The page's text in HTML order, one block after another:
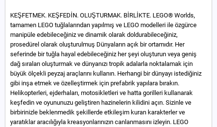
KEŞFETMEK. KEŞFEDİN. OLUŞTURMAK. BİRLİKTE. LEGO® Worlds,
tamamen LEGO tuğlalarından yapılmış ve LEGO modelleri ile özgürce
manipüle edebileceğiniz ve dinamik olarak doldurabileceğiniz,
prosedürel olarak oluşturulmuş Dünyaların açık bir ortamıdır. Her
seferinde bir tuğla hayal edebileceğiniz her şeyi oluşturun veya geniş
dağ sıraları oluşturmak ve dünyanızı tropik adalarla noktalamak için
büyük ölçekli peyzaj araçlarını kullanın. Herhangi bir dünyayı istediğiniz
gibi inşa etmek ve özelleştirmek için prefabrik yapılara bırakın.
Helikopterleri, ejderhaları, motosikletleri ve hatta gorilleri kullanarak
keşfedin ve oyununuzu geliştiren hazinelerin kilidini açın. Sizinle ve
birbirinizle beklenmedik şekillerde etkileşim kuran karakterler ve
yaratıklar aracılığıyla kreasyonlarınızın canlanmasını izleyin. LEGO